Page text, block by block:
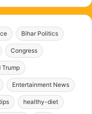
Bihar Politics
Congress
Trump
Entertainment News
healthy-diet